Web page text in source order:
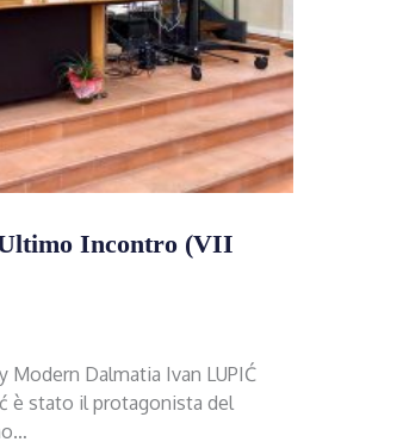
Incontro (VII
Modern Dalmatia Ivan LUPIĆ
è stato il protagonista del